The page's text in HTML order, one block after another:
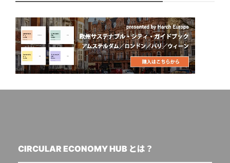
CIRCULAR ECONOMY HUB とは？